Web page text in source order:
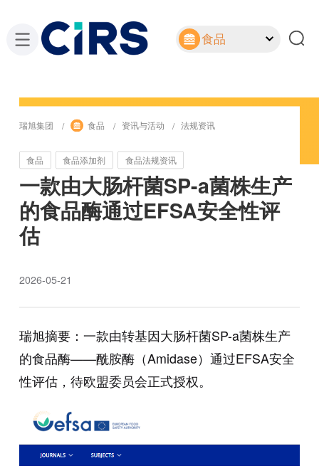
食品
瑞旭集团 食品 资讯与活动 法规资讯
食品 食品添加剂 食品法规资讯
一款由大肠杆菌SP-a菌株生产
的食品酶通过EFSA安全性评
估
2026-05-21
瑞旭摘要：一款由转基因大肠杆菌SP-a菌株生产
的食品酶——酰胺酶（Amidase）通过EFSA安全
性评估，待欧盟委员会正式授权。